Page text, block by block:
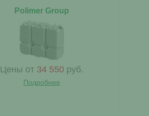
Polimer Group
Цены от 34 550 руб.
Подробнее